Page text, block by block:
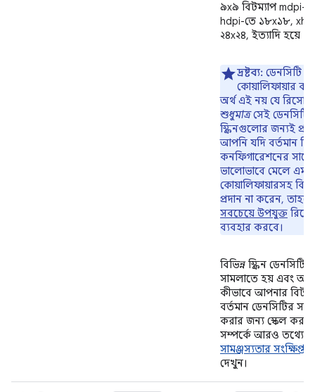
৯x৯ বিটম্যাপ mdpi-
hdpi-তে ১৮x১৮,
২৪x২৪, ইত্যাদি হয়ে
দ্রষ্টব্য: ডেনসিটি
কোয়ালিফায়ার
অর্থ এই নয় যে
শুধুমাত্রসেই ডেনসিটির
স্ক্রিনগুলোর জন্যই
আপনি যদি বর্তমান
কনফিগারেশনের
ভালোভাবে মেলে এমন
কোয়ালিফায়ারসহ
প্রদান না করেন,
সবচেয়ে উপযুক্ত
ব্যবহার করবে।
বিভিন্ন স্ক্রিন ডেনসিটি
সামলাতে হয় এবং
কীভাবে আপনার
বর্তমান ডেনসিটির
করার জন্য স্কেল
সম্পর্কে আরও তথ্যের
সামঞ্জস্যতার সংক্ষিপ্ত
দেখুন।